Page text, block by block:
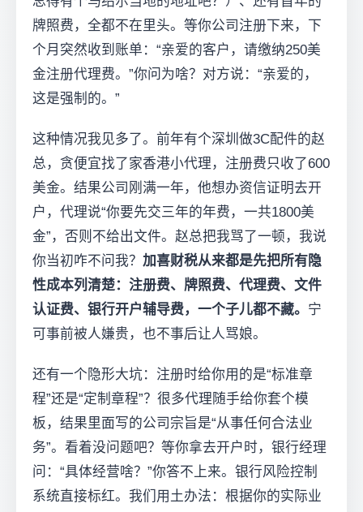
牌照费，全都不在里头。等你公司注册下来，下
个月突然收到账单：“亲爱的客户，请缴纳250美
金注册代理费。”你问为啥？对方说：“亲爱的，
这是强制的。”
这种情况我见多了。前年有个深圳做3C配件的赵
总，贪便宜找了家香港小代理，注册费只收了600
美金。结果公司刚满一年，他想办资信证明去开
户，代理说“你要先交三年的年费，一共1800美
金”，否则不给出文件。赵总把我骂了一顿，我说
你当初咋不问我？ 加喜财税从来都是先把所有隐
性成本列清楚：注册费、牌照费、代理费、文件
认证费、银行开户辅导费，一个子儿都不藏。 宁
可事前被人嫌贵，也不事后让人骂娘。
还有一个隐形大坑：注册时给你用的是“标准章
程”还是“定制章程”？很多代理随手给你套个模
板，结果里面写的公司宗旨是“从事任何合法业
务”。看着没问题吧？等你拿去开户时，银行经理
问：“具体经营啥？”你答不上来。银行风险控制
系统直接标红。我们用土办法：根据你的实际业